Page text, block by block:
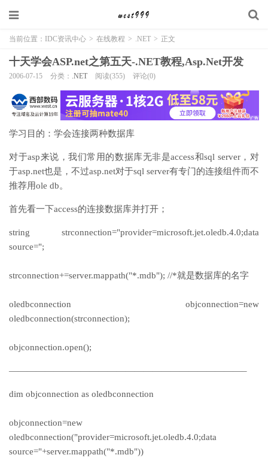
当前位置： IDC资讯中心 > 在线教程 > .NET > 正文
十天学会ASP.net之第五天-.NET教程,Asp.Net开发
2006-07-15 分类： .NET 阅读(355) 评论(0)
学习目的：学会连接两种数据库
对于asp来说，我们常用的数据库无非是access和sql server，对
于asp.net也是，不过asp.net对于sql server有专门的连接组件而不
推荐用ole db。
首先看一下access的连接数据库并打开；
string strconnection="provider=microsoft.jet.oledb.4.0;data
source=";
strconnection+=server.mappath("*.mdb"); //*就是数据库的名字
oledbconnection objconnection=new
oledbconnection(strconnection);
objconnection.open();
——————————————————————————–
dim objconnection as oledbconnection
objconnection=new
oledbconnection("provider=microsoft.jet.oledb.4.0;data
source="+server.mappath("*.mdb"))